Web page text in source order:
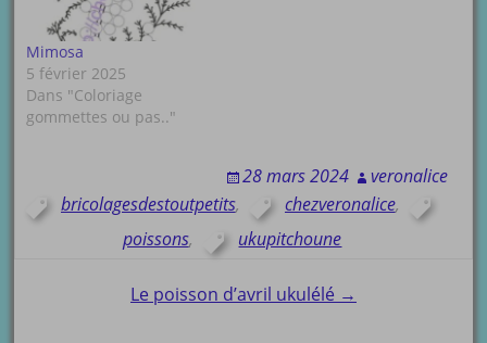
Mimosa
5 février 2025
Dans "Coloriage
gommettes ou pas.."
28 mars 2024
veronalice
bricolagesdestoutpetits, chezveronalice,
poissons, ukupitchoune
Le poisson d’avril ukulélé →